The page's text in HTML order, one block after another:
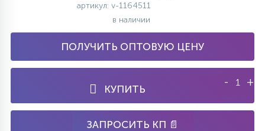
артикул: v-1164511
в наличии
ПОЛУЧИТЬ ОПТОВУЮ ЦЕНУ
КУПИТЬ
- +
ЗАПРОСИТЬ КП 📄